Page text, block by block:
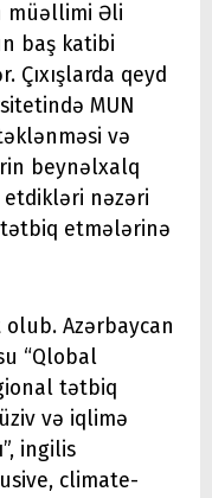
müəllimi Əli
baş katibi
Çıxışlarda qeyd
MUN
və
beynəlxalq
nəzəri
etmələrinə
Azərbaycan
“Qlobal
tətbiq
və iqlimə
ingilis
climate-